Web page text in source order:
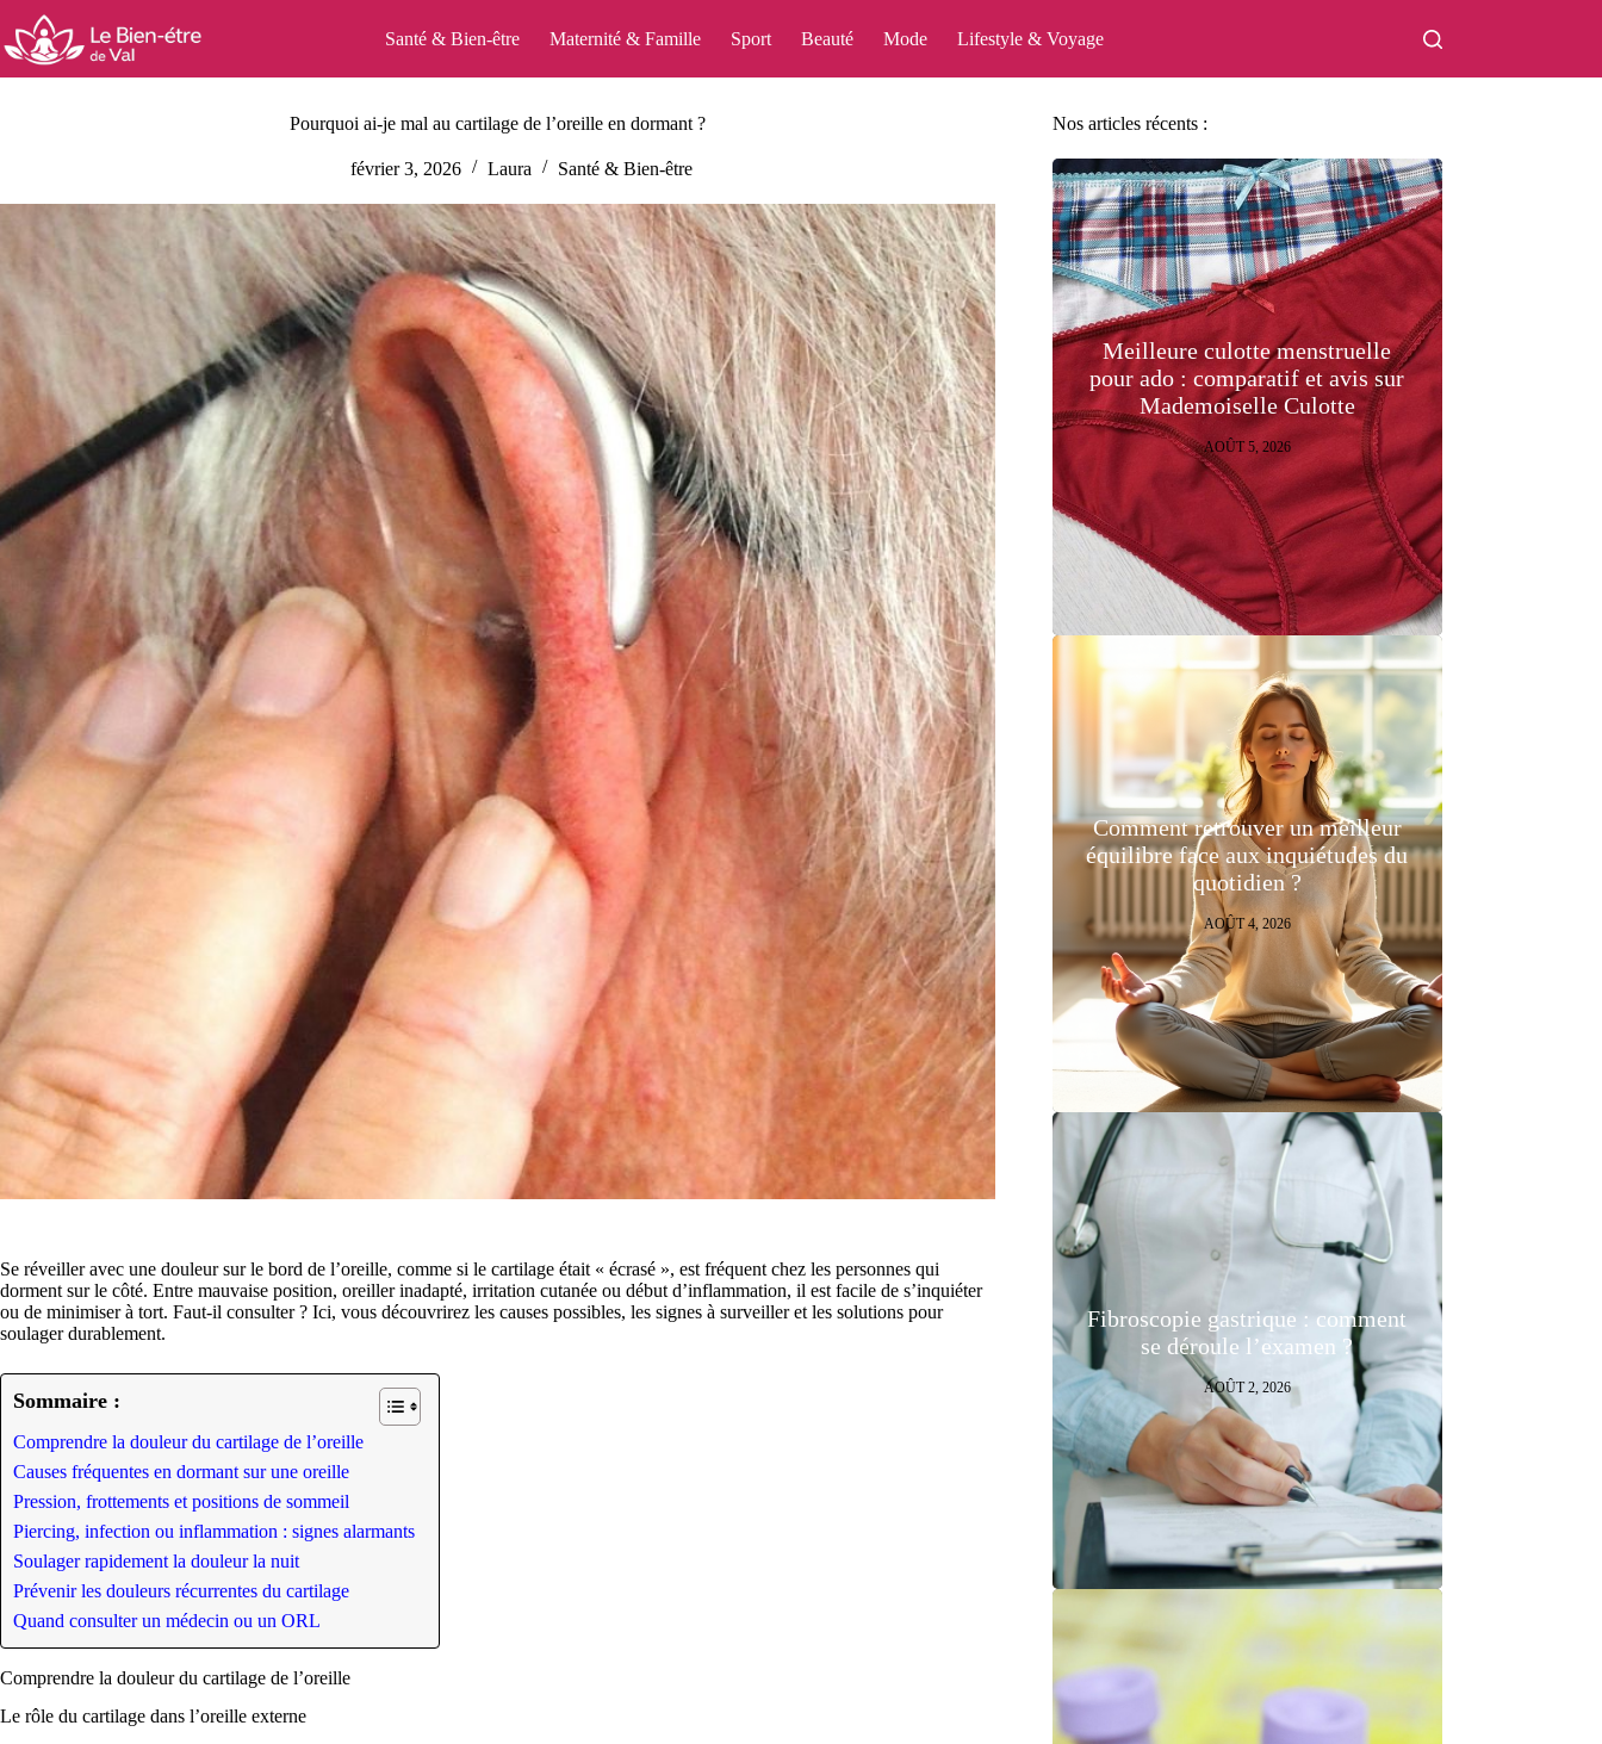
au
contenu
Santé & Bien-être Maternité & Famille Sport Beauté Mode Lifestyle & Voyage
Pourquoi ai-je mal au cartilage de l’oreille en dormant ?
février 3, 2026 Laura Santé & Bien-être
Se réveiller avec une douleur sur le bord de l’oreille, comme si le cartilage était « écrasé », est fréquent chez les personnes qui
dorment sur le côté. Entre mauvaise position, oreiller inadapté, irritation cutanée ou début d’inflammation, il est facile de s’inquiéter
ou de minimiser à tort. Faut-il consulter ? Ici, vous découvrirez les causes possibles, les signes à surveiller et les solutions pour
soulager durablement.
Sommaire :
Comprendre la douleur du cartilage de l’oreille
Causes fréquentes en dormant sur une oreille
Pression, frottements et positions de sommeil
Piercing, infection ou inflammation : signes alarmants
Soulager rapidement la douleur la nuit
Prévenir les douleurs récurrentes du cartilage
Quand consulter un médecin ou un ORL
Comprendre la douleur du cartilage de l’oreille
Le rôle du cartilage dans l’oreille externe
Nos articles récents :
Meilleure culotte menstruelle
pour ado : comparatif et avis sur
Mademoiselle Culotte
AOÛT 5, 2026
Comment retrouver un meilleur
équilibre face aux inquiétudes du
quotidien ?
AOÛT 4, 2026
Fibroscopie gastrique : comment
se déroule l’examen ?
AOÛT 2, 2026